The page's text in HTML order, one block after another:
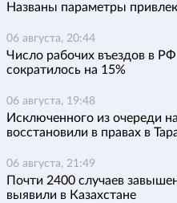
Названы параметры
06 августа, 20:44
Число рабочих въездов в
сократилось на 15%
06 августа, 19:48
Исключенного из очереди
восстановили в правах в
06 августа, 21:49
Почти 2400 случаев
выявили в Казахстане